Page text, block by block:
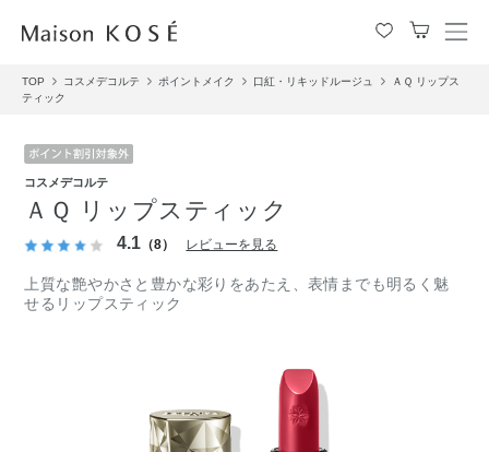
メ
ュ
TOP コスメデコルテ ポイントメイク 口紅・リキッドルージュ
ＡＱ リップス
ティック
コスメデコルテ
ＡＱ リップスティック
4.1 （8） レビューを見る
上質な艶やかさと豊かな彩りをあたえ、表情までも明るく魅
せるリップスティック